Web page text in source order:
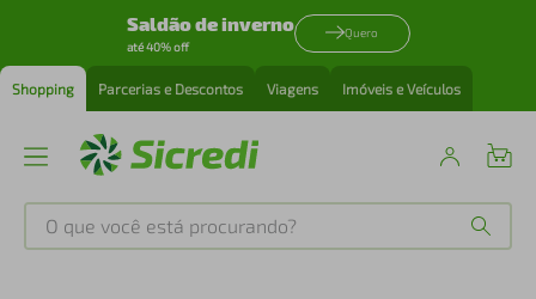
Saldão de inverno
até 40% off
Quero
Shopping Parcerias e Descontos Viagens Imóveis e Veículos
O que você está procurando?